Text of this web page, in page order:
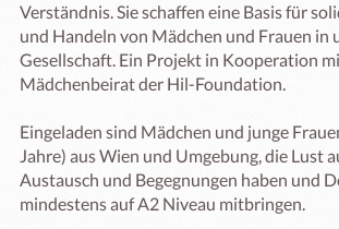
Verständnis. Sie schaffen eine Basis für
und Handeln von Mädchen und Frauen in
Gesellschaft. Ein Projekt in Kooperation
Mädchenbeirat der Hil-Foundation.
Eingeladen sind Mädchen und junge
Jahre) aus Wien und Umgebung, die Lust
Austausch und Begegnungen haben und
mindestens auf A2 Niveau mitbringen.